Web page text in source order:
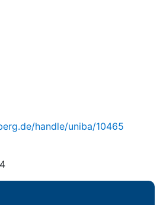
handle/uniba/10465